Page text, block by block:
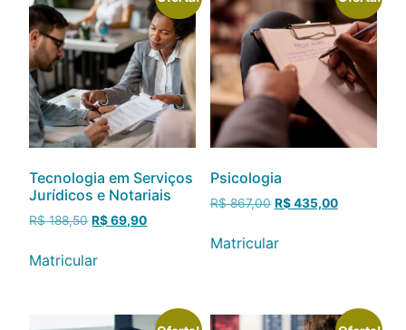
Tecnologia em Serviços
Jurídicos e Notariais
R$188,50 R$69,90
Matricular
Psicologia
R$867,00 R$435,00
Matricular